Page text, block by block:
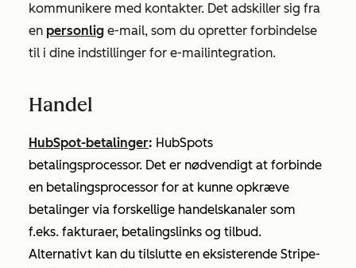
kommunikere med kontakter. Det adskiller sig fra
en personlig e-mail, som du opretter forbindelse
til i dine indstillinger for e-mailintegration.
Handel
HubSpot-betalinger: HubSpots
betalingsprocessor. Det er nødvendigt at forbinde
en betalingsprocessor for at kunne opkræve
betalinger via forskellige handelskanaler som
f.eks. fakturaer, betalingslinks og tilbud.
Alternativt kan du tilslutte en eksisterende Stripe-